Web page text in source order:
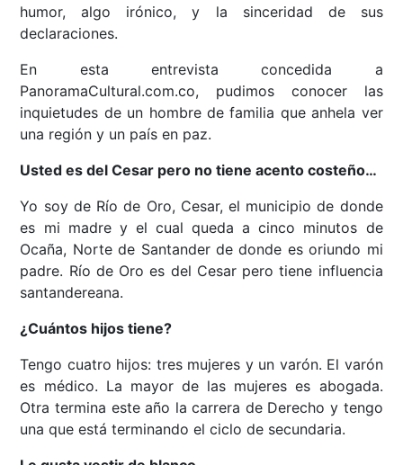
humor, algo irónico, y la sinceridad de sus
declaraciones.
En esta entrevista concedida a
PanoramaCultural.com.co, pudimos conocer las
inquietudes de un hombre de familia que anhela ver
una región y un país en paz.
Usted es del Cesar pero no tiene acento costeño…
Yo soy de Río de Oro, Cesar, el municipio de donde
es mi madre y el cual queda a cinco minutos de
Ocaña, Norte de Santander de donde es oriundo mi
padre. Río de Oro es del Cesar pero tiene influencia
santandereana.
¿Cuántos hijos tiene?
Tengo cuatro hijos: tres mujeres y un varón. El varón
es médico. La mayor de las mujeres es abogada.
Otra termina este año la carrera de Derecho y tengo
una que está terminando el ciclo de secundaria.